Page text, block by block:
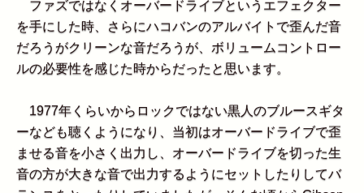
ファズではなくオーバードライブというエフェクター
を手にした時、さらにハコバンのアルバイトで歪んだ音
だろうがクリーンな音だろうが、ボリュームコントロー
ルの必要性を感じた時からだったと思います。
1977年くらいからロックではない黒人のブルースギタ
ーなども聴くようになり、当初はオーバードライブで歪
ませる音を小さく出力し、オーバードライブを切った生
音の方が大きな音で出力するようにセットしたりしてバ